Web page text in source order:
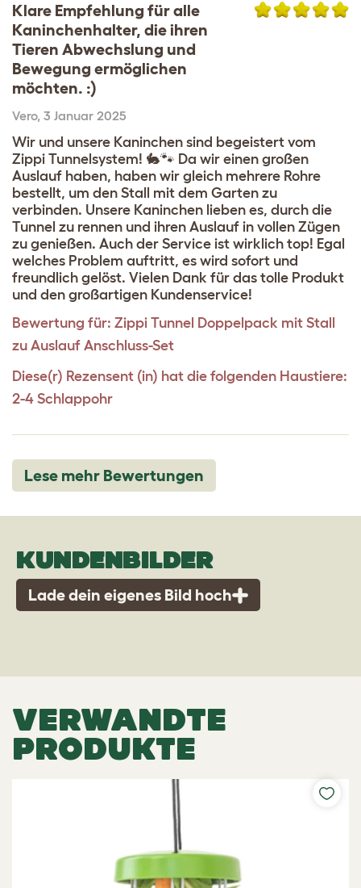
Klare Empfehlung für alle
Kaninchenhalter, die ihren
Tieren Abwechslung und
Bewegung ermöglichen
möchten. :)
Vero, 3 Januar 2025
Wir und unsere Kaninchen sind begeistert vom
Zippi Tunnelsystem! 🐇🐾 Da wir einen großen
Auslauf haben, haben wir gleich mehrere Rohre
bestellt, um den Stall mit dem Garten zu
verbinden. Unsere Kaninchen lieben es, durch die
Tunnel zu rennen und ihren Auslauf in vollen Zügen
zu genießen. Auch der Service ist wirklich top! Egal
welches Problem auftritt, es wird sofort und
freundlich gelöst. Vielen Dank für das tolle Produkt
und den großartigen Kundenservice!
Bewertung für: Zippi Tunnel Doppelpack mit Stall
zu Auslauf Anschluss-Set
Diese(r) Rezensent (in) hat die folgenden Haustiere:
2-4 Schlappohr
Lese mehr Bewertungen
KUNDENBILDER
Lade dein eigenes Bild hoch
VERWANDTE
PRODUKTE